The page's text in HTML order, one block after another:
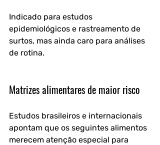
Indicado para estudos
epidemiológicos e rastreamento de
surtos, mas ainda caro para análises
de rotina.
Matrizes alimentares de maior risco
Estudos brasileiros e internacionais
apontam que os seguintes alimentos
merecem atenção especial para